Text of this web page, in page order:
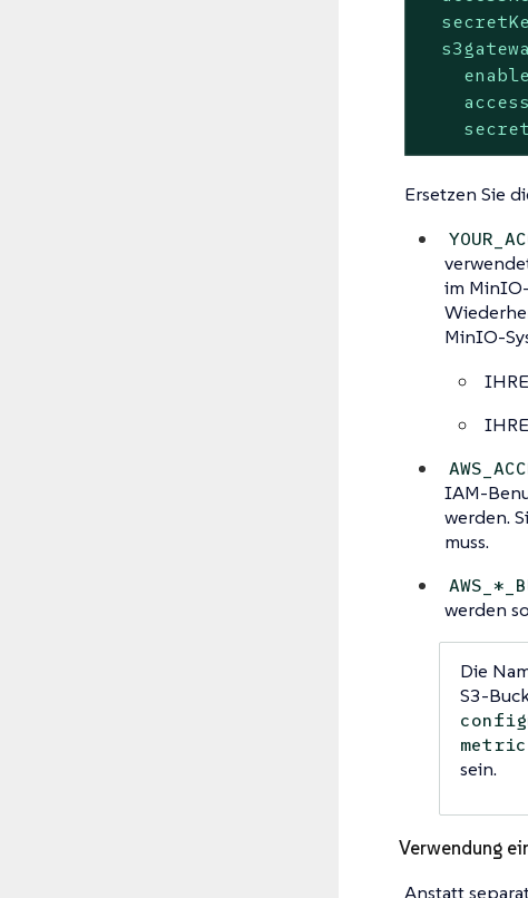
Ersetzen Sie
im
MinIO-
IAM-
werden.
muss.
werden
Die
S3-
sein.
Verwendung
Anstatt